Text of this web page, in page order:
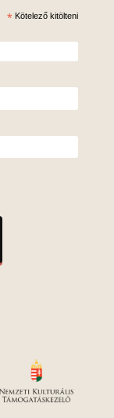
* Kötelező kitölteni